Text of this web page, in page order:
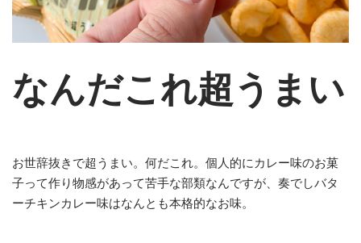
なんだこれ超うまい
お世辞抜きで超うまい。何だこれ。個人的にカレー味のお菓
子って作り物感があって苦手な部類なんですが、奏でしバタ
ーチキンカレー味はなんとも本格的なお味。